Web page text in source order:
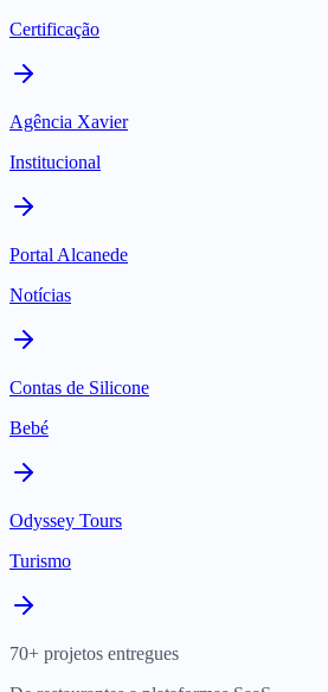
Certificação
Agência Xavier
Institucional
Portal Alcanede
Notícias
Contas de Silicone
Bebé
Odyssey Tours
Turismo
70+ projetos entregues